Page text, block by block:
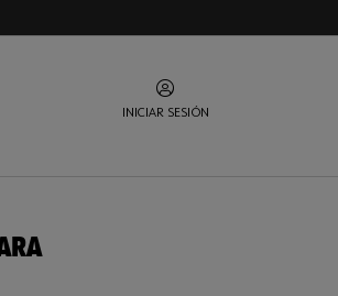
INICIAR SESIÓN